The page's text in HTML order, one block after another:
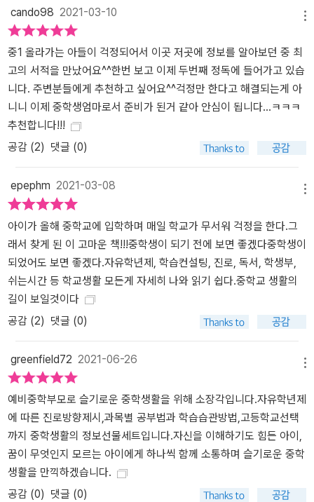
성에 현실을 바꾸는 사람이 있습니다. 그렇게 자신을 바꾸고, 세상을
변화시킬 수 있는 사람이 미래사회에서 요구되는 인재상일 것입니다.
이 책을 공동 집필한 선생님 모두 그렇게 불가능할 수도 있었던...! ‘중
학생을 위한 도서집필’을 위한 꿈을 갖고 도전하게 되었습니다. 저자
모두 열정을 쏟아가며 하나씩 꿈에 다가설 수 있는 작은 실천가가 되
어, 특별하지 않을 수도 있었던 30대, 40대, 50대에도, 저마다 그 꿈
을 놓지 않고 협력하며 중학생활 끝판왕을 집필하였습니다. 학교에서
학생들이 무엇을 배우는가보다 이제는 어떤 태도로 학습하는지, 어떻
게 탐구할 수 있는지, 자기주도적인 학습능력이 뛰어난지가 더 중요
해지고 있습니다. 이 책은 현재 필요한 정보뿐만 아니라, 가까운 미래
나 먼 미래에 대한 정보와 계획을 끝없이 업데이트하며 자신을 설계
할 수 있는 방법을 담아냈습니다. 중학교 1학년을 시작하는 학생뿐만
아니라, 본격적인 내신관리에 고민을 시작하는 중학교 2학년, 진로에
대한 고민과 입시에 대한 불안감을 가질 수 있는 3학년까지 모두에게
필요한 내용을 엄선하였습니다. 학부모님과 학생들이 함께 읽을 수
있는 책을 만들고 싶었습니다. 선생님에게도 필요한 내용을, 특히 중
학교에서 처음 지도하시는 선생님을 위한 안내서가 될 수 있도록 심
혈을 기울였습니다. 학생들에게 진로를 찾는 방법을 안내하고, 구체
한 정보를 담아서 학생들이 고등학교에 진학한 후에도 자신의 가치를
빛낼 수 있는 방법을 제시하였습니다. 집필진 각자가 다른 전공과목
경험을 할 수 있도록 구체적인 예시를 제공하려 노력했습니다. 당장
해야 할 것이 무엇인지, 어떻게 해야 하는지 결정해야 한다면 중학생
활 끝판왕이 등대가 되어드리겠습니다. 여러분의 꿈을 향해 선생님과
함께 앞길을 밝혀볼까요?
cando98 2021-03-10
중1 올라가는 아들이 걱정되어서 이곳 저곳에 정보를 알아보던 중 최
고의 서적을 만났어요^^한번 보고 이제 두번째 정독에 들어가고 있습
니다. 주변분들에게 추천하고 싶어요^^걱정만 한다고 해결되는게 아
니니 이제 중학생엄마로서 준비가 된거 같아 안심이 됩니다...ㅋㅋㅋ
추천합니다!!!
공감 (2) 댓글 (0)
epephm 2021-03-08
아이가 올해 중학교에 입학하며 매일 학교가 무서워 걱정을 한다.그
래서 찾게 된 이 고마운 책!!!중학생이 되기 전에 보면 좋겠다중학생이
되었어도 보면 좋겠다.자유학년제, 학습컨설팅, 진로, 독서, 학생부,
쉬는시간 등 학교생활 모든게 자세히 나와 읽기 쉽다.중학교 생활의
길이 보일것이다
공감 (2) 댓글 (0)
greenfield72 2021-06-26
예비중학부모로 슬기로운 중학생활을 위해 소장각입니다.자유학년제
에 따른 진로방향제시,과목별 공부법과 학습습관방법,고등학교선택
까지 중학생활의 정보선물세트입니다.자신을 이해하기도 힘든 아이,
꿈이 무엇인지 모르는 아이에게 하나씩 함께 소통하며 슬기로운 중학
생활을 만끽하겠습니다.
공감 (0) 댓글 (0)